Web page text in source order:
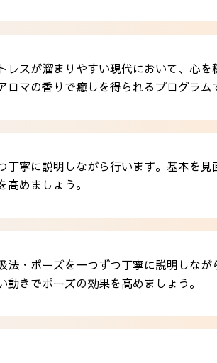
レスが溜まりやすい現代において、心
マの香りで癒しを得られるプログラム
丁寧に説明しながら行います。基本を見
めましょう。
法・ポーズを一つずつ丁寧に説明しな
きでポーズの効果を高めましょう。